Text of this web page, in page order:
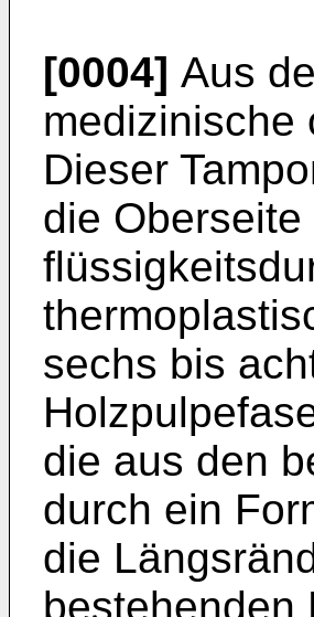
[0004] Aus
medizinische
Dieser
die
sechs bis
die aus den
durch ein
die
bestehenden